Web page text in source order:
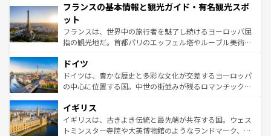
ませてくれるイタリアで、忘れられない旅をしてみよう！
なお、新着のイタリア情報は
しい。
文化が根付くこの国では、情熱的なフラメンコ、熱気あふ
れる闘牛、そして美味しいタパスが生活の一部となってい
る。首都マドリードの洗練された雰囲気や、バルセロナの
アートに溢れた街角から、地方では古代ローマ遺跡や中世
せる。地方によって風土や気候が異なるスペインはその個
性で訪れる人を魅了する。 なお、新着のスペイン情報は コ
ンテンツ一覧を参照してほしい。
フランスの基本情報と観光ガイド・有名観光スポ
ット
フランスは、世界中の旅行者を魅了し続けるヨーロッパ屈
指の観光地だ。首都パリのエッフェル塔やルーブル美術館
で、幅広い魅力が詰まっている。華麗な宮殿、歴史的な大
聖堂、美しいビーチ、そして豊かな自然が、訪れる者を心
から魅了する。また、フランスは美食の国としても知ら
いる。シャンパンの発祥地であるランス、プロヴァンスの
香り高いラベンダー畑など、多彩な楽しみ方が可能だ。さ
らに、パリ以外の地域にも魅力が溢れており、どの街角に
ドイツ
ドイツは、豊かな歴史と多彩な文化が交差するヨーロッパ
の中心に位置する国。中世の街並みが残るロマンチック街
顔を持つこの国は、どこを歩いても飽きることがない。ベ
ルリンの文化的活気、バイエルン州のアルプスの絶景、そ
してライン川沿いのワイン畑といった風景は必見。ビール
イギリス
イギリスは、古きよき伝統と最先端が共存する国。ウェス
トミンスター寺院や大英博物館のようなランドマーク、歴